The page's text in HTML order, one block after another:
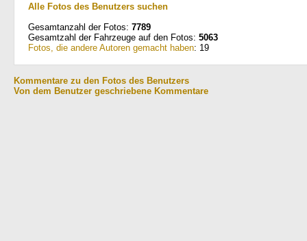
Alle Fotos des Benutzers suchen
Gesamtanzahl der Fotos: 7789
Gesamtzahl der Fahrzeuge auf den Fotos: 5063
Fotos, die andere Autoren gemacht haben: 19
Kommentare zu den Fotos des Benutzers
Von dem Benutzer geschriebene Kommentare